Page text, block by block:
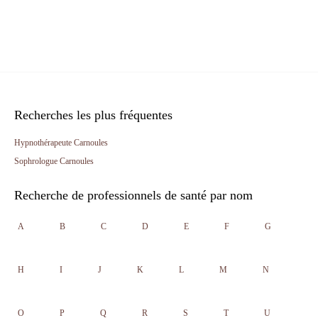
Recherches les plus fréquentes
Hypnothérapeute Carnoules
Sophrologue Carnoules
Recherche de professionnels de santé par nom
A B C D E F G
H I J K L M N
O P Q R S T U